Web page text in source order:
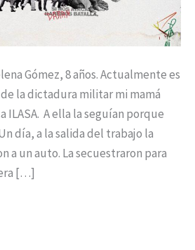
Gómez, 8 años. Actualmente es
la dictadura militar mi mamá
ILASA. A ella la seguían porque
día, a la salida del trabajo la
a un auto. La secuestraron para
[…]